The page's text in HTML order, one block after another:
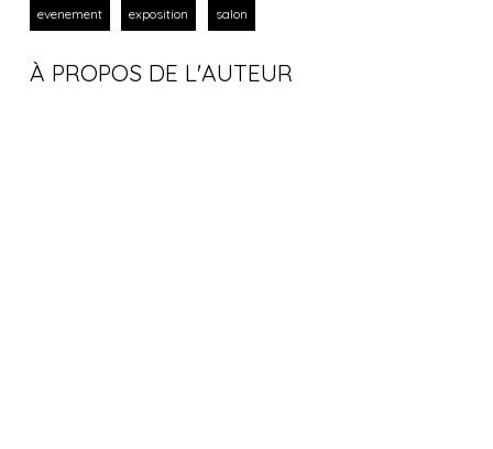
evenement exposition salon
À PROPOS DE L'AUTEUR